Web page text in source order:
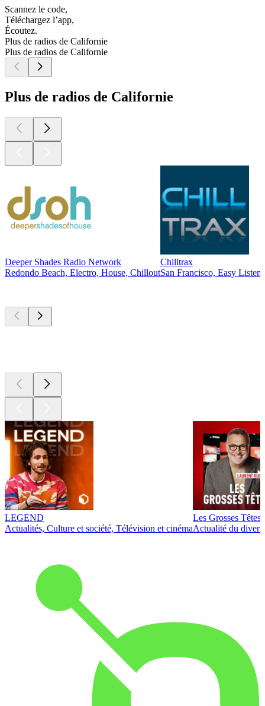
Scannez le code,
Téléchargez l’app,
Écoutez.
Plus de radios de Californie
Plus de radios de Californie
Plus de radios de Californie
Deeper Shades Radio Network
Redondo Beach, Electro, House, Chillout
Chilltrax
San Francisco, Easy
LEGEND
Actualités, Culture et société, Télévision et cinéma
Les Grosses Têtes
Actualité du